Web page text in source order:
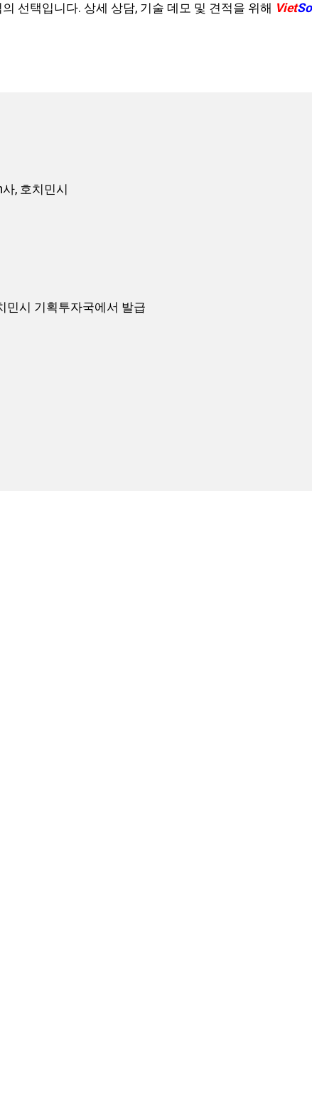
선택입니다. 상세 상담, 기술 데모 및 견적을 위해 Viet
, 호치민시
시 기획투자국에서 발급